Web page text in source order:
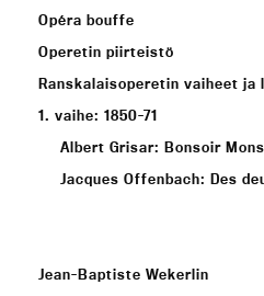
Opéra bouffe
Operetin piirteistö
Ranskalaisoperetin vaiheet ja
1. vaihe: 1850-71
Albert Grisar: Bonsoir
Jacques Offenbach: Des
Jean-Baptiste Wekerlin